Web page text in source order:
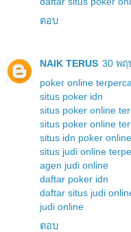
ตอบ
NAIK TERUS 30 พฤ
poker online
situs poker idn
situs poker online
situs poker online
situs idn poker online
situs judi online
agen judi online
daftar poker idn
daftar situs judi
judi online
ตอบ